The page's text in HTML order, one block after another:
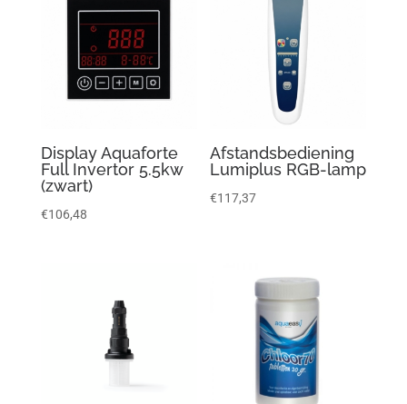
Display Aquaforte
Full Invertor 5.5kw
(zwart)
€106,48
Afstandsbediening
Lumiplus RGB-lamp
€117,37